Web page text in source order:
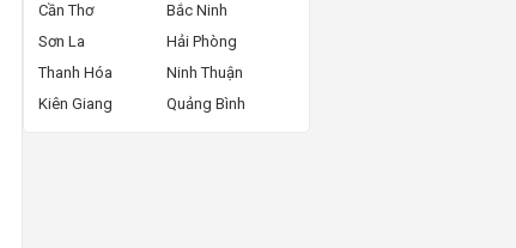
Cần Thơ
Bắc Ninh
Sơn La
Hải Phòng
Thanh Hóa
Ninh Thuận
Kiên Giang
Quảng Bình